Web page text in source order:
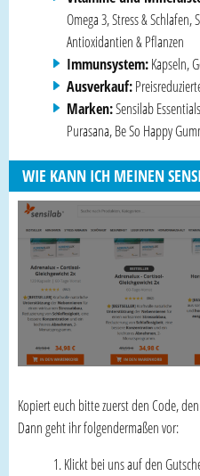
Omega 3, Stress &
Antioxidantien & Pflanzen
Immunsystem:Kapseln,
Ausverkauf:
Marken:Sensilab
Purasana, Be So Happy
WIE KANN ICH MEINEN
Kopiert euch bitte zuerst den Code,
Dann geht ihr folgendermaßen vor:
Klickt bei uns auf den